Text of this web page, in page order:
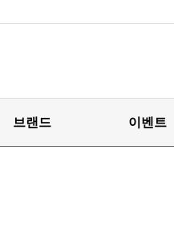
브랜드 이벤트